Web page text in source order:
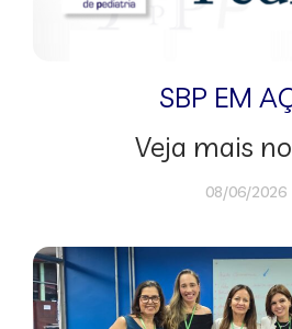
SBP EM
Veja mais
08/06/2026